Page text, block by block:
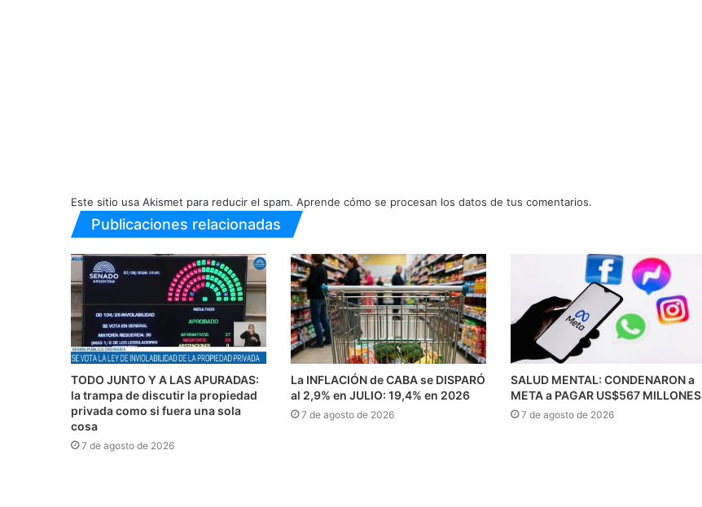
Este sitio usa Akismet para reducir el spam. Aprende cómo se procesan los datos de tus comentarios.
Publicaciones relacionadas
TODO JUNTO Y A LAS APURADAS:
la trampa de discutir la propiedad
privada como si fuera una sola
cosa
7 de agosto de 2026
La INFLACIÓN de CABA se DISPARÓ
al 2,9% en JULIO: 19,4% en 2026
7 de agosto de 2026
SALUD MENTAL: CONDENARON a
META a PAGAR US$567 MILLONES
7 de agosto de 2026